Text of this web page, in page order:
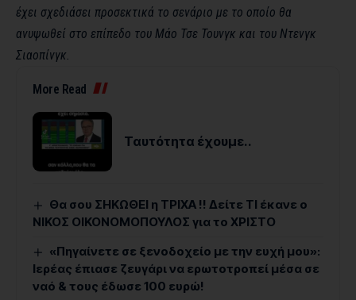
έχει σχεδιάσει προσεκτικά το σενάριο με το οποίο θα
ανυψωθεί στο επίπεδο του Μάο Τσε Τουνγκ και του Ντενγκ
Σιαοπίνγκ.
More Read
Ταυτότητα έχουμε..
Θα σου ΣΗΚΩΘΕΙ η ΤΡΙΧΑ !! Δείτε ΤΙ έκανε ο
ΝΙΚΟΣ ΟΙΚΟΝΟΜΟΠΟΥΛΟΣ για το ΧΡΙΣΤΟ
«Πηγαίνετε σε ξενοδοχείο με την ευχή μου»:
Ιερέας έπιασε ζευγάρι να ερωτοτροπεί μέσα σε
ναό & τους έδωσε 100 ευρώ!